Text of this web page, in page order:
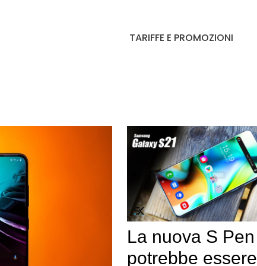
TARIFFE E PROMOZIONI
La nuova S Pen
potrebbe essere